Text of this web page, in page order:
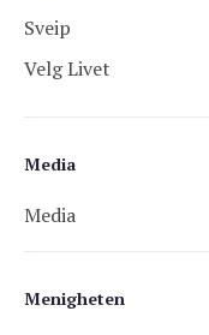
Menigheten
Sveip
Velg Livet
Media
Media